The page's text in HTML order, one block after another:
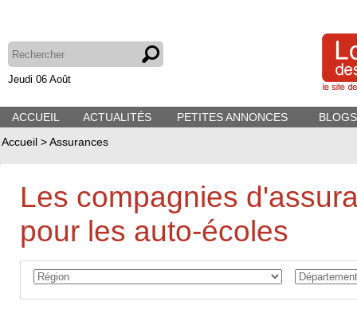
Jeudi 06 Août
ACCUEIL ACTUALITÉS PETITES ANNONCES
Accueil >Assurances
Les compagnies
pour les auto-écoles